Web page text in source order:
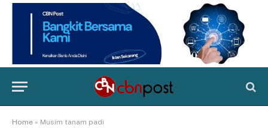
Home » Musim tanam padi